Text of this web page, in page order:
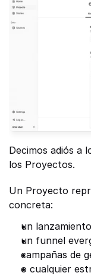
Decimos adiós a
los Proyectos.
Un Proyecto
concreta:
un lanzamiento
un funnel
campañas de
o cualquier